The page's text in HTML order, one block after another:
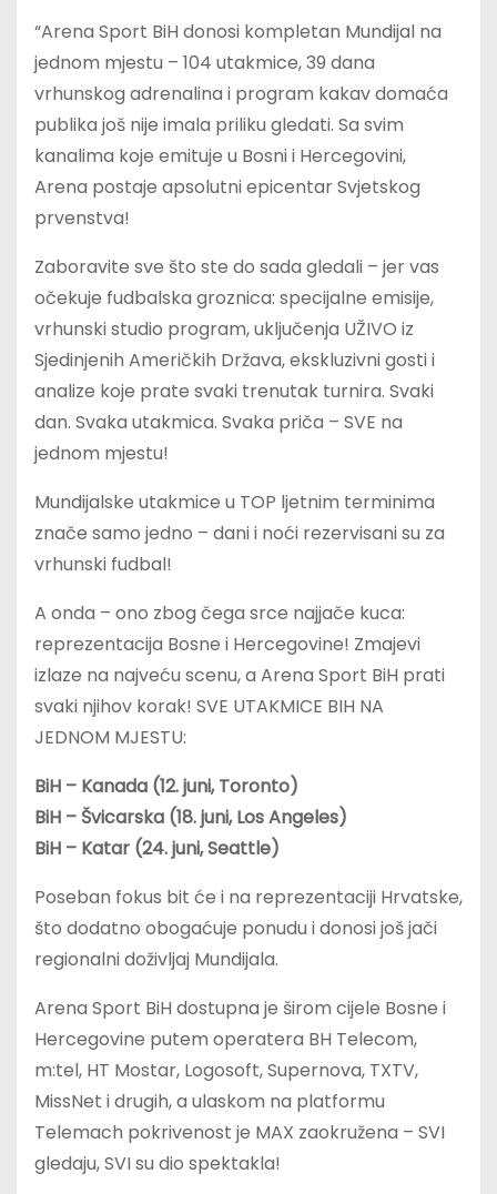
“Arena Sport BiH donosi kompletan Mundijal na
jednom mjestu – 104 utakmice, 39 dana
vrhunskog adrenalina i program kakav domaća
publika još nije imala priliku gledati. Sa svim
kanalima koje emituje u Bosni i Hercegovini,
Arena postaje apsolutni epicentar Svjetskog
prvenstva!
Zaboravite sve što ste do sada gledali – jer vas
očekuje fudbalska groznica: specijalne emisije,
vrhunski studio program, uključenja UŽIVO iz
Sjedinjenih Američkih Država, ekskluzivni gosti i
analize koje prate svaki trenutak turnira. Svaki
dan. Svaka utakmica. Svaka priča – SVE na
jednom mjestu!
Mundijalske utakmice u TOP ljetnim terminima
znače samo jedno – dani i noći rezervisani su za
vrhunski fudbal!
A onda – ono zbog čega srce najjače kuca:
reprezentacija Bosne i Hercegovine! Zmajevi
izlaze na najveću scenu, a Arena Sport BiH prati
svaki njihov korak! SVE UTAKMICE BIH NA
JEDNOM MJESTU:
BiH – Kanada (12. juni, Toronto)
BiH – Švicarska (18. juni, Los Angeles)
BiH – Katar (24. juni, Seattle)
Poseban fokus bit će i na reprezentaciji Hrvatske,
što dodatno obogaćuje ponudu i donosi još jači
regionalni doživljaj Mundijala.
Arena Sport BiH dostupna je širom cijele Bosne i
Hercegovine putem operatera BH Telecom,
m:tel, HT Mostar, Logosoft, Supernova, TXTV,
MissNet i drugih, a ulaskom na platformu
Telemach pokrivenost je MAX zaokružena – SVI
gledaju, SVI su dio spektakla!